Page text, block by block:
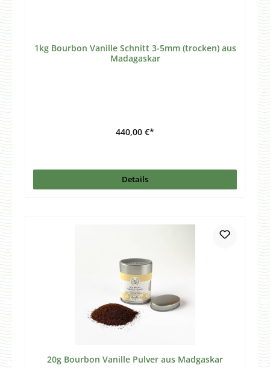
1kg Bourbon Vanille Schnitt 3-5mm (trocken) aus
Madagaskar
440,00 €*
Details
20g Bourbon Vanille Pulver aus Madgaskar